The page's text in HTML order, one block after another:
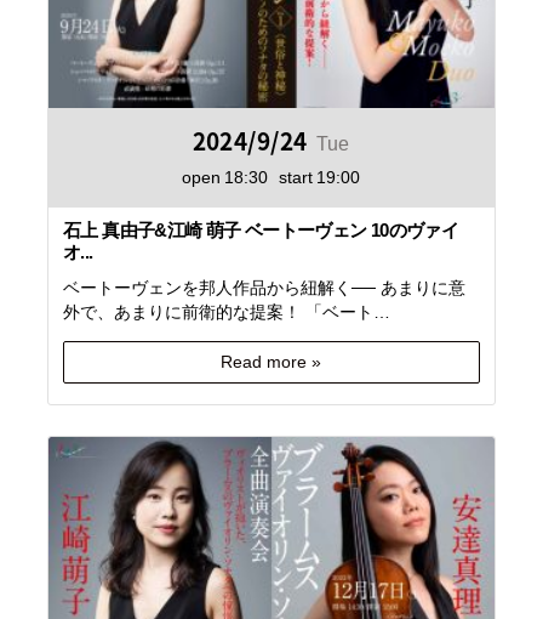
2024/9/24 Tue
open 18:30 start 19:00
石上 真由子&江崎 萌子 ベートーヴェン 10のヴァイ
オ...
ベートーヴェンを邦人作品から紐解く── あまりに意
外で、あまりに前衛的な提案！ 「ベート…
Read more »